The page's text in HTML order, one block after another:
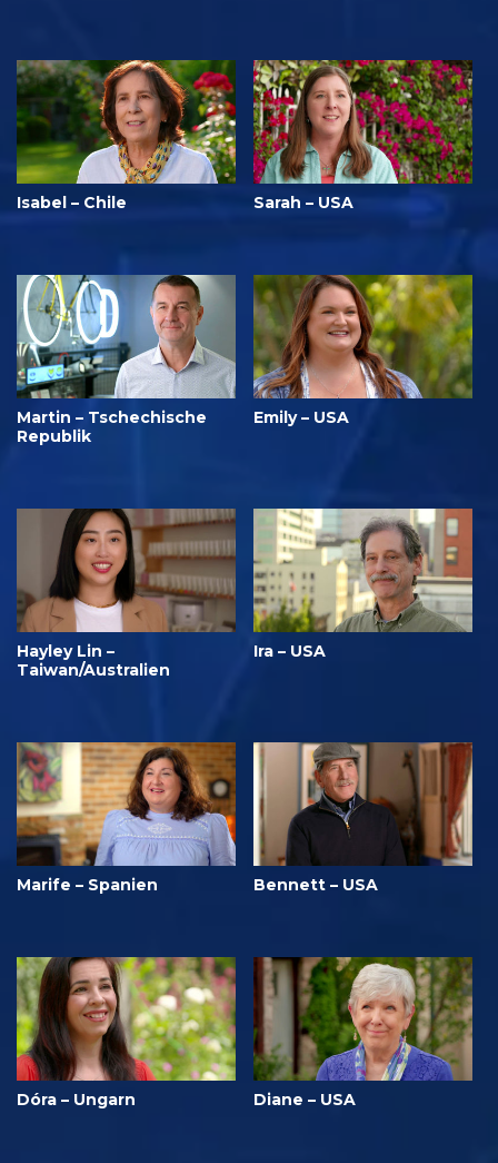
Isabel – Chile Sarah – USA
Martin – Tschechische
Republik
Emily – USA
Hayley Lin –
Taiwan/Australien
Ira – USA
Marife – Spanien Bennett – USA
Dóra – Ungarn Diane – USA